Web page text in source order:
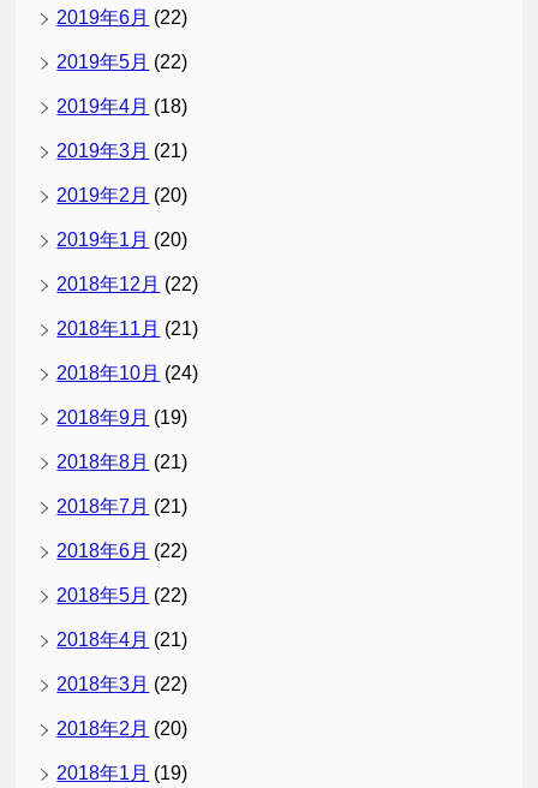
2019年6月 (22)
2019年5月 (22)
2019年4月 (18)
2019年3月 (21)
2019年2月 (20)
2019年1月 (20)
2018年12月 (22)
2018年11月 (21)
2018年10月 (24)
2018年9月 (19)
2018年8月 (21)
2018年7月 (21)
2018年6月 (22)
2018年5月 (22)
2018年4月 (21)
2018年3月 (22)
2018年2月 (20)
2018年1月 (19)